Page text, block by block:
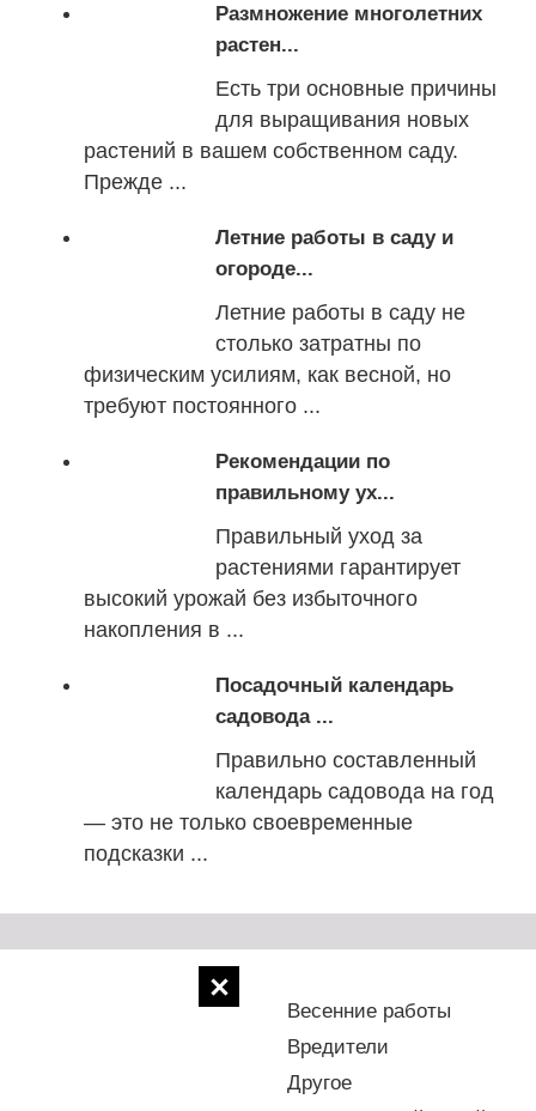
Размножение многолетних
растен...
Есть три основные причины
для выращивания новых
растений в вашем собственном саду.
Прежде ...
Летние работы в саду и
огороде...
Летние работы в саду не
столько затратны по
физическим усилиям, как весной, но
требуют постоянного ...
Рекомендации по
правильному ух...
Правильный уход за
растениями гарантирует
высокий урожай без избыточного
накопления в ...
Посадочный календарь
садовода ...
Правильно составленный
календарь садовода на год
— это не только своевременные
подсказки ...
Весенние работы
Вредители
Другое